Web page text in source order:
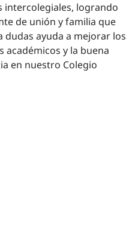
intercolegiales, logrando
de unión y familia que
dudas ayuda a mejorar los
académicos y la buena
en nuestro Colegio